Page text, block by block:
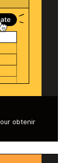
obtenir